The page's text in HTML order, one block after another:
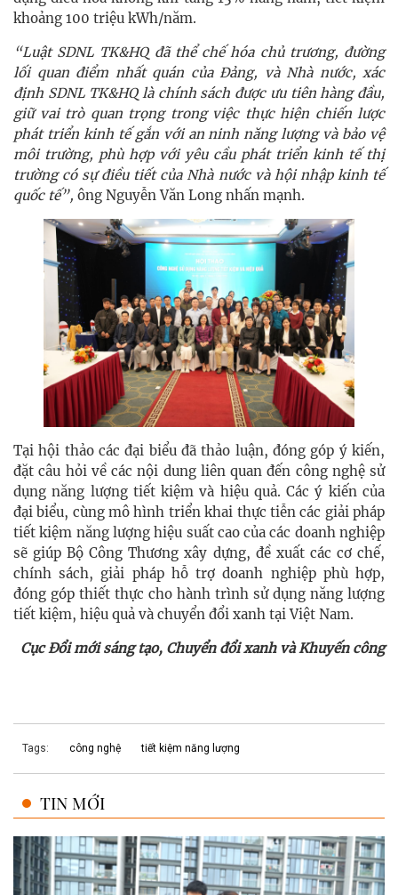
khoảng 100 triệu kWh/năm.
“Luật SDNL TK&HQ đã thể chế hóa chủ trương, đường
lối quan điểm nhất quán của Đảng, và Nhà nước, xác
định SDNL TK&HQ là chính sách được ưu tiên hàng đầu,
giữ vai trò quan trọng trong việc thực hiện chiến lược
phát triển kinh tế gắn với an ninh năng lượng và bảo vệ
môi trường, phù hợp với yêu cầu phát triển kinh tế thị
trường có sự điều tiết của Nhà nước và hội nhập kinh tế
quốc tế”, ông Nguyễn Văn Long nhấn mạnh.
Tại hội thảo các đại biểu đã thảo luận, đóng góp ý kiến,
đặt câu hỏi về các nội dung liên quan đến công nghệ sử
dụng năng lượng tiết kiệm và hiệu quả. Các ý kiến của
đại biểu, cùng mô hình triển khai thực tiễn các giải pháp
tiết kiệm năng lượng hiệu suất cao của các doanh nghiệp
sẽ giúp Bộ Công Thương xây dựng, đề xuất các cơ chế,
chính sách, giải pháp hỗ trợ doanh nghiệp phù hợp,
đóng góp thiết thực cho hành trình sử dụng năng lượng
tiết kiệm, hiệu quả và chuyển đổi xanh tại Việt Nam.
Cục Đổi mới sáng tạo, Chuyển đổi xanh và Khuyến công
Tags: công nghệ tiết kiệm năng lượng
TIN MỚI